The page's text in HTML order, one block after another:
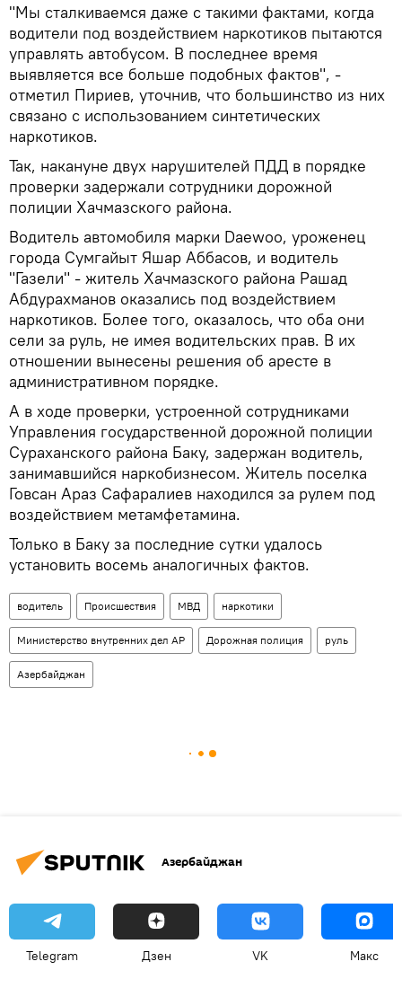
"Мы сталкиваемся даже с такими фактами, когда
водители под воздействием наркотиков пытаются
управлять автобусом. В последнее время
выявляется все больше подобных фактов", -
отметил Пириев, уточнив, что большинство из них
связано с использованием синтетических
наркотиков.
Так, накануне двух нарушителей ПДД в порядке
проверки задержали сотрудники дорожной
полиции Хачмазского района.
Водитель автомобиля марки Daewoo, уроженец
города Сумгайыт Яшар Аббасов, и водитель
"Газели" - житель Хачмазского района Рашад
Абдурахманов оказались под воздействием
наркотиков. Более того, оказалось, что оба они
сели за руль, не имея водительских прав. В их
отношении вынесены решения об аресте в
административном порядке.
А в ходе проверки, устроенной сотрудниками
Управления государственной дорожной полиции
Сураханского района Баку, задержан водитель,
занимавшийся наркобизнесом. Житель поселка
Говсан Араз Сафаралиев находился за рулем под
воздействием метамфетамина.
Только в Баку за последние сутки удалось
установить восемь аналогичных фактов.
водитель Происшествия МВД наркотики
Министерство внутренних дел АР Дорожная полиция руль
Азербайджан
Азербайджан
Telegram Дзен VK Макс